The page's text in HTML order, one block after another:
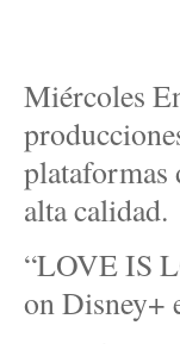
Miércoles
plataformas
alta calidad.
“LOVE IS
on Disney+